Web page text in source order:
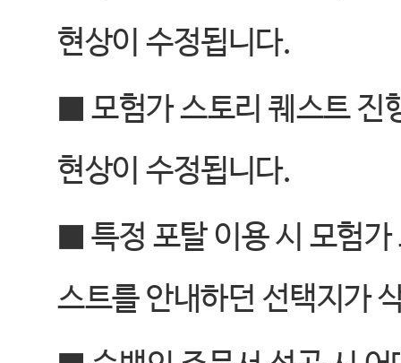
현상이 수정됩니다.
■모험가 스토리 퀘스트 진
현상이 수정됩니다.
■특정 포탈 이용 시 모험
스트를 안내하던 선택지가